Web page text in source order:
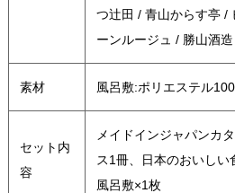
つ辻田 / 青山からす亭 /
ーンルージュ / 勝山酒造
素材 風呂敷:ポリエステル
セット内
容
メイドインジャパンカ
ス1冊、日本のおいしい
風呂敷×1枚